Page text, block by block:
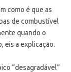
como é que as
de combustível
quando o
eis a explicação.
“desagradável”